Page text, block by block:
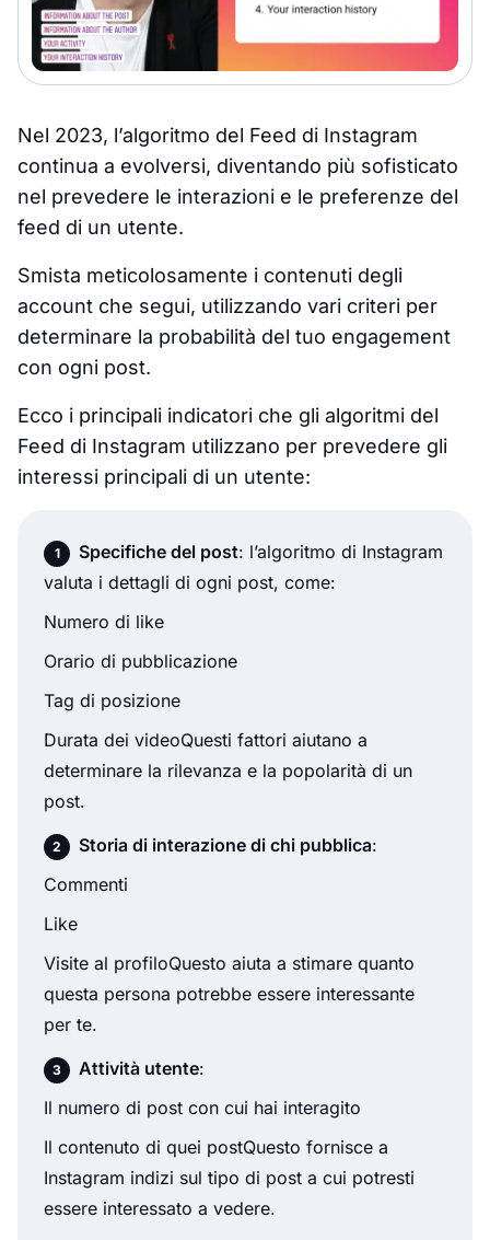
Nel 2023, l’algoritmo del Feed di Instagram
continua a evolversi, diventando più sofisticato
nel prevedere le interazioni e le preferenze del
feed di un utente.
Smista meticolosamente i contenuti degli
account che segui, utilizzando vari criteri per
determinare la probabilità del tuo engagement
con ogni post.
Ecco i principali indicatori che gli algoritmi del
Feed di Instagram utilizzano per prevedere gli
interessi principali di un utente:
Specifiche del post: l’algoritmo di Instagram
valuta i dettagli di ogni post, come:
Numero di like
Orario di pubblicazione
Tag di posizione
Durata dei videoQuesti fattori aiutano a
determinare la rilevanza e la popolarità di un
post.
Storia di interazione di chi pubblica:
Commenti
Like
Visite al profiloQuesto aiuta a stimare quanto
questa persona potrebbe essere interessante
per te.
Attività utente:
Il numero di post con cui hai interagito
Il contenuto di quei postQuesto fornisce a
Instagram indizi sul tipo di post a cui potresti
essere interessato a vedere.